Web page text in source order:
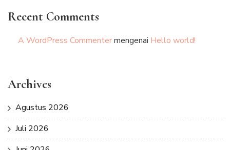
Recent Comments
A WordPress Commentermengenai Hello world!
Archives
Agustus 2026
Juli 2026